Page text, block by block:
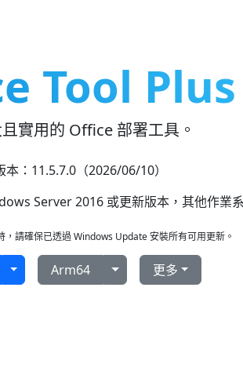
Tool Plus
實用的 Office 部署工具。
本：11.5.7.0（2026/06/10）
Server 2016 或更新版本，其他作業
，請確保已透過 Windows Update 安裝所有可用更新。
Arm64 更多